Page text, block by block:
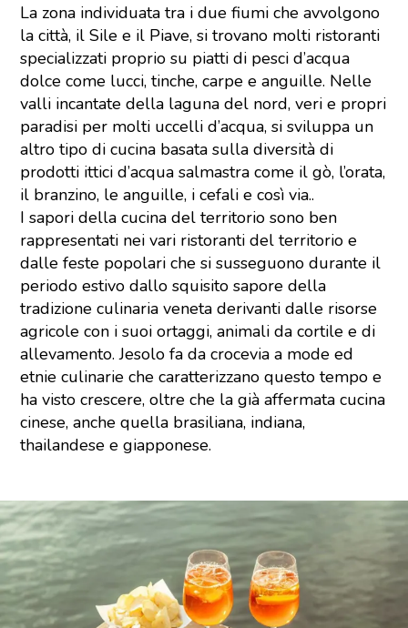
La zona individuata tra i due fiumi che avvolgono
la città, il Sile e il Piave, si trovano molti ristoranti
specializzati proprio su piatti di pesci d’acqua
dolce come lucci, tinche, carpe e anguille. Nelle
valli incantate della laguna del nord, veri e propri
paradisi per molti uccelli d’acqua, si sviluppa un
altro tipo di cucina basata sulla diversità di
prodotti ittici d’acqua salmastra come il gò, l’orata,
il branzino, le anguille, i cefali e così via..
I sapori della cucina del territorio sono ben
rappresentati nei vari ristoranti del territorio e
dalle feste popolari che si susseguono durante il
periodo estivo dallo squisito sapore della
tradizione culinaria veneta derivanti dalle risorse
agricole con i suoi ortaggi, animali da cortile e di
allevamento. Jesolo fa da crocevia a mode ed
etnie culinarie che caratterizzano questo tempo e
ha visto crescere, oltre che la già affermata cucina
cinese, anche quella brasiliana, indiana,
thailandese e giapponese.